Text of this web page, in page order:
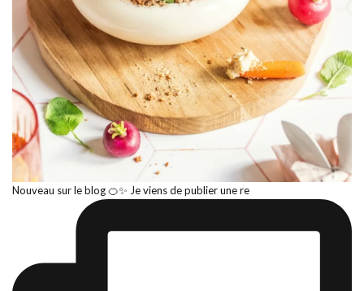
Nouveau sur le blog 🍊✨ Je viens de publier une re